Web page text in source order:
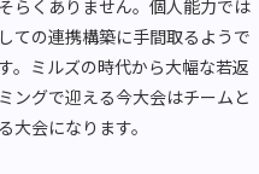
らくありません。個人能力では
ての連携構築に手間取るようで
。ミルズの時代から大幅な若返
ングで迎える今大会はチームと
大会になります。